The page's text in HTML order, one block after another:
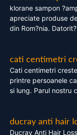
klorane sampon
apreciate produse
din Rom?nia.
cati centimetri
Cati centimetri
printre persoanele
si lung. Parul nostru
ducray anti hair
Ducray Anti Hair